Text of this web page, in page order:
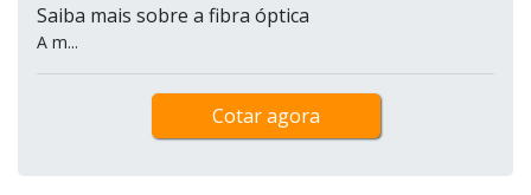
Saiba mais sobre a fibra óptica
A m...
Cotar agora